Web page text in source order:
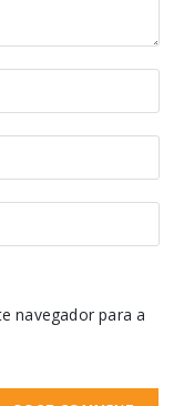
navegador para a